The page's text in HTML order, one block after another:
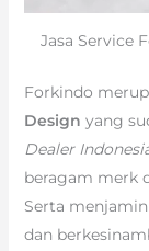
Jasa Service
Forkindo
Design yang
Dealer
beragam merk
Serta
dan